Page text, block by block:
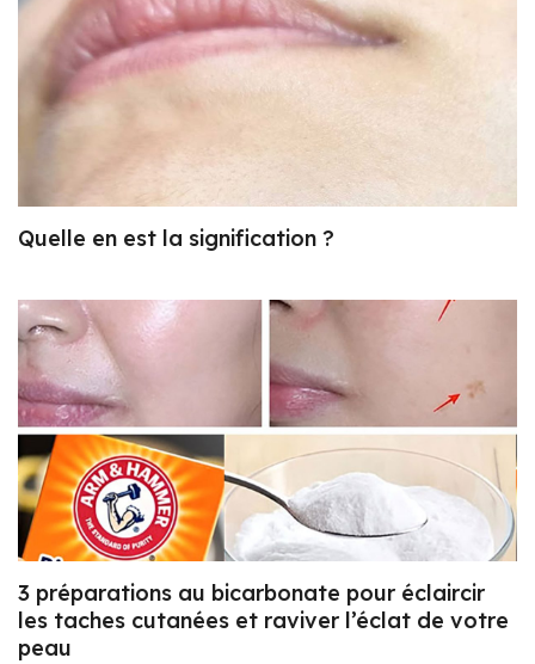
Quelle en est la signification ?
3 préparations au bicarbonate pour éclaircir
les taches cutanées et raviver l’éclat de votre
peau